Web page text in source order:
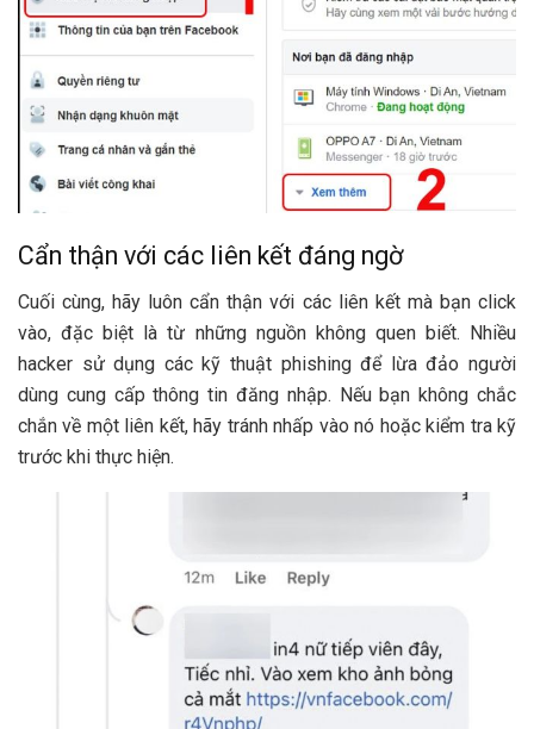
Cẩn thận với các liên kết đáng ngờ
Cuối cùng, hãy luôn cẩn thận với các liên kết mà bạn click
vào, đặc biệt là từ những nguồn không quen biết. Nhiều
hacker sử dụng các kỹ thuật phishing để lừa đảo người
dùng cung cấp thông tin đăng nhập. Nếu bạn không chắc
chắn về một liên kết, hãy tránh nhấp vào nó hoặc kiểm tra kỹ
trước khi thực hiện.